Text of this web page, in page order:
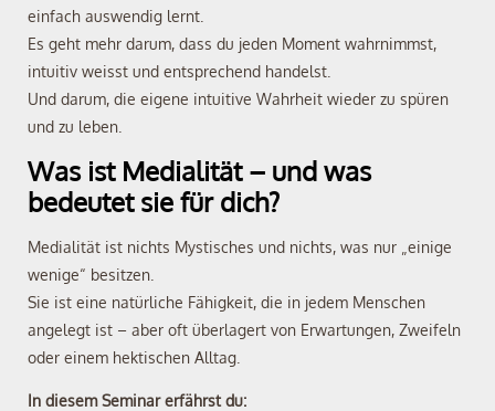
einfach auswendig lernt.
Es geht mehr darum, dass du jeden Moment wahrnimmst,
intuitiv weisst und entsprechend handelst.
Und darum, die eigene intuitive Wahrheit wieder zu spüren
und zu leben.
Was ist Medialität – und was
bedeutet sie für dich?
Medialität ist nichts Mystisches und nichts, was nur „einige
wenige“ besitzen.
Sie ist eine natürliche Fähigkeit, die in jedem Menschen
angelegt ist – aber oft überlagert von Erwartungen, Zweifeln
oder einem hektischen Alltag.
In diesem Seminar erfährst du: